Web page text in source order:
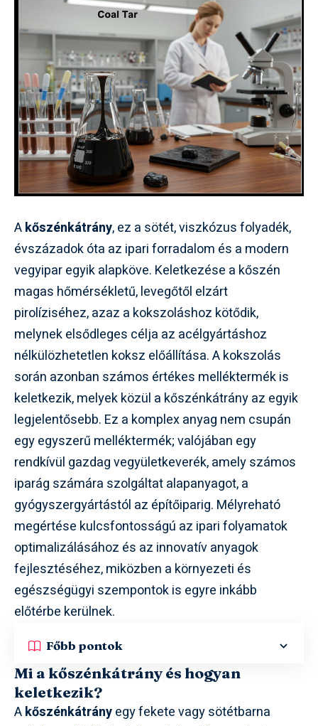
Akőszénkátrány, ez a sötét, viszkózus folyadék,
évszázadok óta az ipari forradalom és a modern
vegyipar egyik alapköve. Keletkezése a kőszén
magas hőmérsékletű, levegőtől elzárt
pirolíziséhez, azaz a kokszoláshoz kötődik,
melynek elsődleges célja az acélgyártáshoz
nélkülözhetetlen koksz előállítása. A kokszolás
során azonban számos értékes melléktermék is
keletkezik, melyek közül a kőszénkátrány az egyik
legjelentősebb. Ez a komplex anyag nem csupán
egy egyszerű melléktermék; valójában egy
rendkívül gazdag vegyületkeverék, amely számos
iparág számára szolgáltat alapanyagot, a
gyógyszergyártástól az építőiparig. Mélyreható
megértése kulcsfontosságú az ipari folyamatok
optimalizálásához és az innovatív anyagok
fejlesztéséhez, miközben a környezeti és
egészségügyi szempontok is egyre inkább
előtérbe kerülnek.
Főbb pontok
Mi a kőszénkátrány és hogyan
keletkezik?
Akőszénkátrányegy fekete vagy sötétbarna